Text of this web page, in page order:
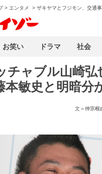
> エンタメ > ザキヤマとフジモン、交通
チャブル山崎弘
敏史と明暗分
文＝仲宗根
お笑い ドラマ 社会